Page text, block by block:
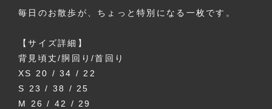
毎日のお散歩が、ちょっと特別になる一枚です。
【サイズ詳細】
背見頃丈/胴回り/首回り
XS 20 / 34 / 22
S 23 / 38 / 25
M 26 / 42 / 29